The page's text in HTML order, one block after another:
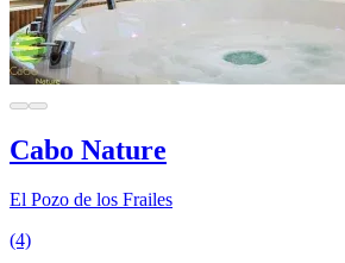
Cabo Nature
El Pozo de los Frailes
(4)